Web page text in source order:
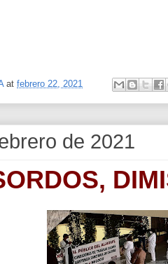
at febrero 22, 2021
de 2021